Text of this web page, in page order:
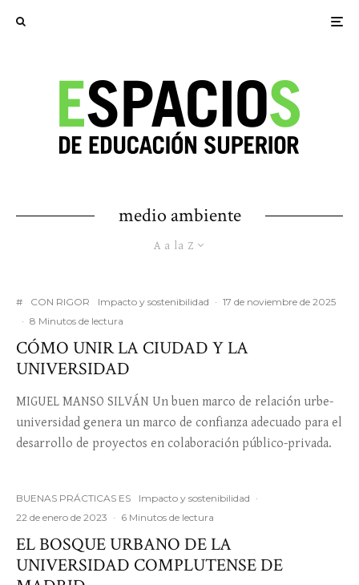
medio ambiente
A a la Z
# CON RIGOR Impacto y sostenibilidad · 17 de noviembre de 2025
· 8 Minutos de lectura
CÓMO UNIR LA CIUDAD Y LA
UNIVERSIDAD
MIGUEL MANSO SILVÁN Un buen marco de relación urbe-
universidad genera un marco de confianza adecuado para el
desarrollo de proyectos en colaboración público-privada.
BUENAS PRÁCTICAS ES Impacto y sostenibilidad ·
22 de enero de 2023 · 6 Minutos de lectura
EL BOSQUE URBANO DE LA
UNIVERSIDAD COMPLUTENSE DE